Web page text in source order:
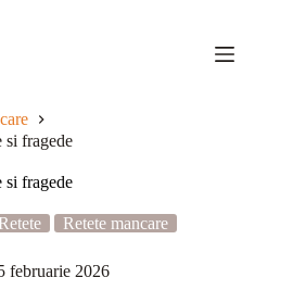
si fragede
si fragede
Retete Retete mancare
februarie 2026